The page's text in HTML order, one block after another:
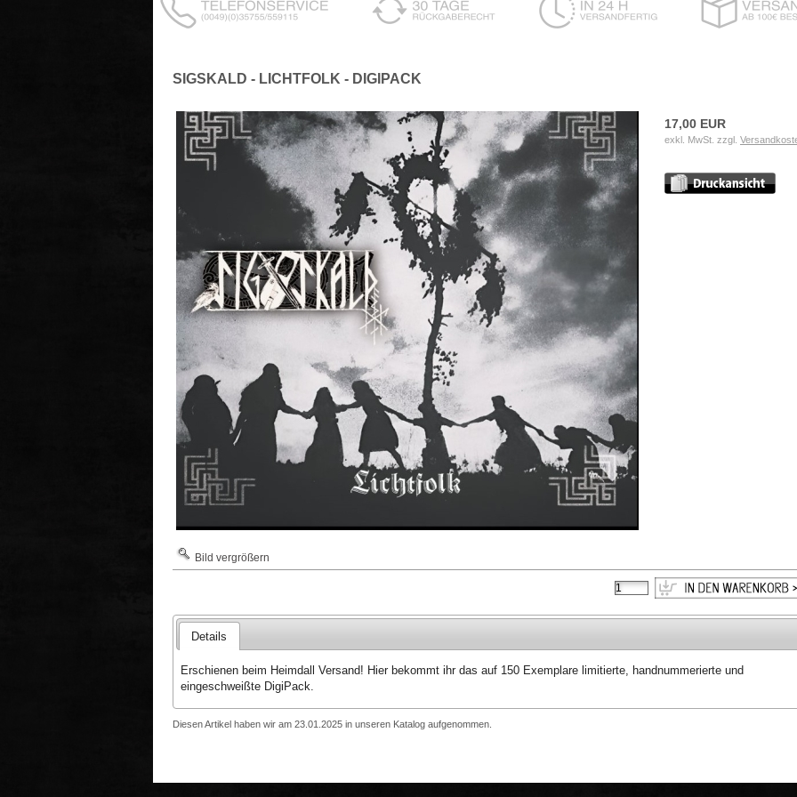
SIGSKALD - LICHTFOLK - DIGIPACK
Bild vergrößern
17,00 EUR
exkl. MwSt. zzgl.
Details
Erschienen beim Heimdall Versand! Hier bekommt ihr das auf 150 Exemplare limitierte, handnummerierte und
eingeschweißte DigiPack.
Diesen Artikel haben wir am 23.01.2025 in unseren Katalog aufgenommen.